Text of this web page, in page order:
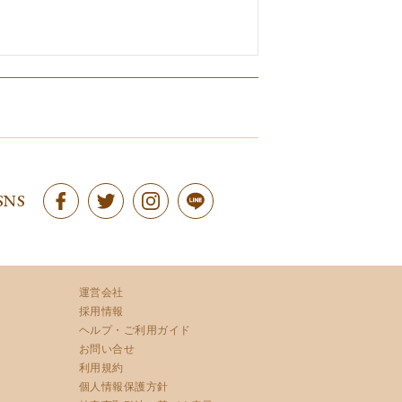
運営会社
採用情報
ヘルプ・ご利用ガイド
お問い合せ
利用規約
個人情報保護方針